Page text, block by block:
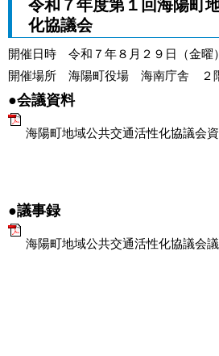
令和７年度第１回海陽町
化協議会
開催日時 令和７年８月２９日（金曜
開催場所 海陽町役場 海南庁舎 ２
●会議資料
海陽町地域公共交通活性化協議会
●議事録
海陽町地域公共交通活性化協議会